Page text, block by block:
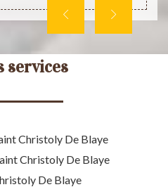
services
Christoly De Blaye
Christoly De Blaye
De Blaye